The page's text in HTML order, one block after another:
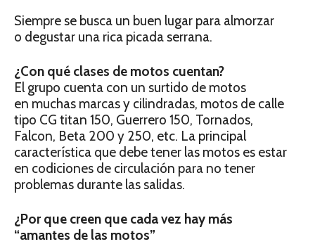
Siempre se busca un buen lugar para almorzar
o degustar una rica picada serrana.
¿Con qué clases de motos cuentan?
El grupo cuenta con un surtido de motos
en muchas marcas y cilindradas, motos de calle
tipo CG titan 150, Guerrero 150, Tornados,
Falcon, Beta 200 y 250, etc. La principal
característica que debe tener las motos es estar
en codiciones de circulación para no tener
problemas durante las salidas.
¿Por que creen que cada vez hay más
“amantes de las motos”